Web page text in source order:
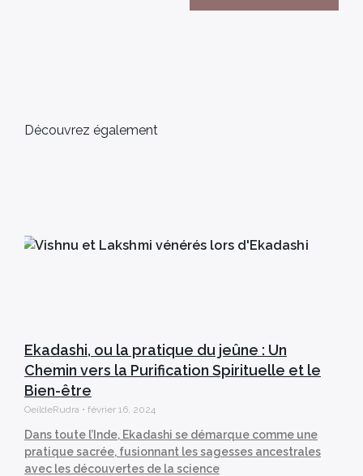
Découvrez également
Ekadashi, ou la pratique du jeûne : Un
Chemin vers la Purification Spirituelle et le
Bien-être
OeildeRudra février 16, 2024
Dans toute l’Inde, Ekadashi se démarque comme une
pratique sacrée, fusionnant les sagesses ancestrales
avec les découvertes de la science